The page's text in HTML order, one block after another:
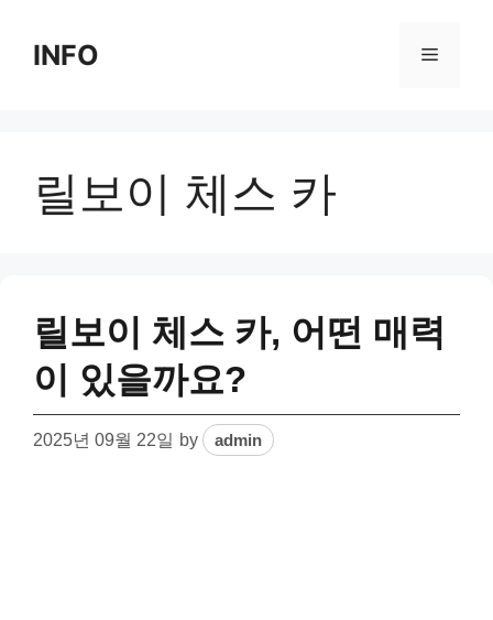
contentINFO Menu
릴보이 체스 카
릴보이 체스 카, 어떤 매력
이 있을까요?
2025년 09월 22일 by admin